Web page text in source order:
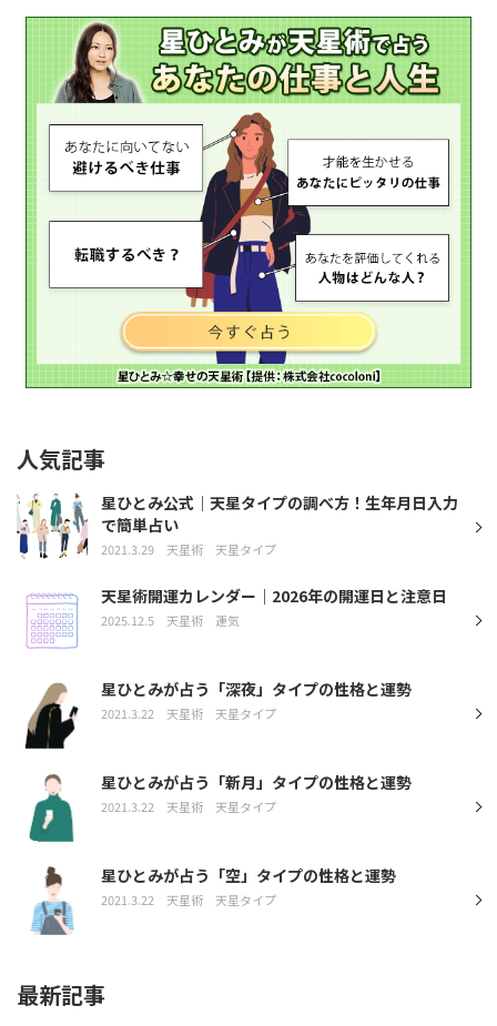
人気記事
星ひとみ公式｜天星タイプの調べ方！生年月日入力
で簡単占い
2021.3.29 天星術 天星タイプ
天星術開運カレンダー｜2026年の開運日と注意日
2025.12.5 天星術 運気
星ひとみが占う「深夜」タイプの性格と運勢
2021.3.22 天星術 天星タイプ
星ひとみが占う「新月」タイプの性格と運勢
2021.3.22 天星術 天星タイプ
星ひとみが占う「空」タイプの性格と運勢
2021.3.22 天星術 天星タイプ
最新記事